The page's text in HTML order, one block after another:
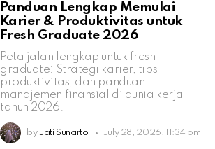
Panduan Lengkap Memulai
Karier & Produktivitas untuk
Fresh Graduate 2026
Peta jalan lengkap untuk fresh
graduate: Strategi karier, tips
produktivitas, dan panduan
manajemen finansial di dunia kerja
tahun 2026.
by Jati Sunarto July 28, 2026, 11:34 pm